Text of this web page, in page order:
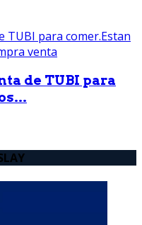
de TUBI para